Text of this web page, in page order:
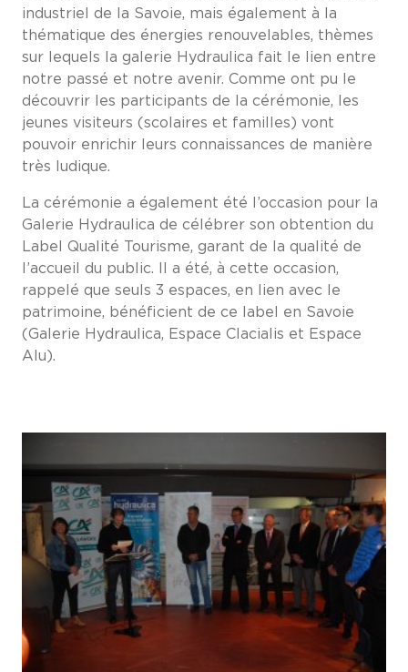
industriel de la Savoie, mais également à la
thématique des énergies renouvelables, thèmes
sur lequels la galerie Hydraulica fait le lien entre
notre passé et notre avenir. Comme ont pu le
découvrir les participants de la cérémonie, les
jeunes visiteurs (scolaires et familles) vont
pouvoir enrichir leurs connaissances de manière
très ludique.
La cérémonie a également été l’occasion pour la
Galerie Hydraulica de célébrer son obtention du
Label Qualité Tourisme, garant de la qualité de
l’accueil du public. Il a été, à cette occasion,
rappelé que seuls 3 espaces, en lien avec le
patrimoine, bénéficient de ce label en Savoie
(Galerie Hydraulica, Espace Clacialis et Espace
Alu).